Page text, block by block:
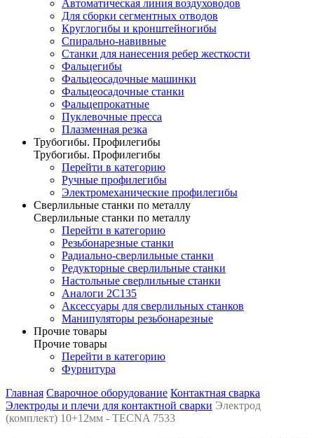
Автоматическая линия воздуховодов
Для сборки сегментных отводов
Круглогибы и кронштейногибы
Спирально-навивные
Станки для нанесения ребер жесткости
Фальцегибы
Фальцеосадочные машинки
Фальцеосадочные станки
Фальцепрокатные
Пуклевочные пресса
Плазменная резка
Трубогибы. Профилегибы
Трубогибы. Профилегибы
Перейти в категорию
Ручные профилегибы
Электромеханические профилегибы
Сверлильные станки по металлу
Сверлильные станки по металлу
Перейти в категорию
Резьбонарезные станки
Радиально-сверлильные станки
Редукторные сверлильные станки
Настольные сверлильные станки
Аналоги 2С135
Аксессуары для сверлильных станков
Манипуляторы резьбонарезные
Прочие товары
Прочие товары
Перейти в категорию
Фурнитура
Главная Сварочное оборудование Контактная сварка
Электроды и плечи для контактной сварки Электрод
(комплект) 10+12мм - TECNA 7533